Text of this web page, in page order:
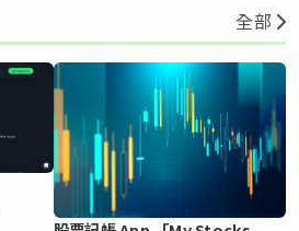
全部